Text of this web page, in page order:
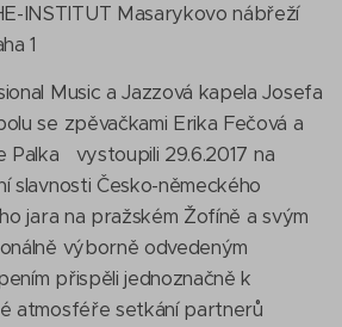
INSTITUT Masarykovo nábřeží
1
Music a Jazzová kapela Josefa
se zpěvačkami Erika Fečová a
Palka vystoupili 29.6.2017 na
slavnosti Česko-německého
jara na pražském Žofíně a svým
výborně odvedeným
přispěli jednoznačně k
atmosféře setkání partnerů